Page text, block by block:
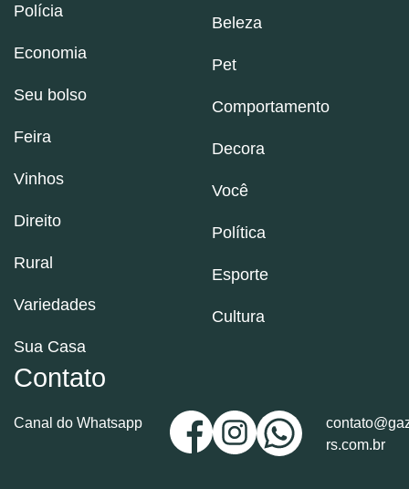
Polícia
Economia
Seu bolso
Feira
Vinhos
Direito
Rural
Variedades
Sua Casa
Beleza
Pet
Comportamento
Decora
Você
Política
Esporte
Cultura
Contato
Canal do Whatsapp
rs.com.br